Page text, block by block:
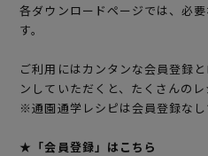
各ダウンロードページでは、必
す。
ご利用にはカンタンな会員登録
ンしていただくと、たくさんのレ
※通園通学レシピは会員登録なし
★「会員登録」はこちら